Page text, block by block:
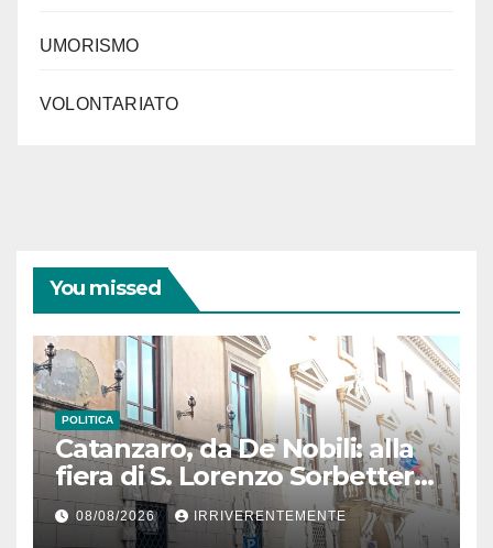
UMORISMO
VOLONTARIATO
You missed
POLITICA
Catanzaro, da De Nobili: alla
fiera di S. Lorenzo Sorbetteria
Calabria Straordinaria e il
cabaret di Procopio
08/08/2026 IRRIVERENTEMENTE